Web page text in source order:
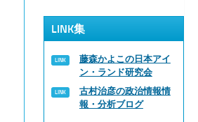
LINK集
藤森かよこの日本アイ
ン・ランド研究会
古村治彦の政治情報情
報・分析ブログ